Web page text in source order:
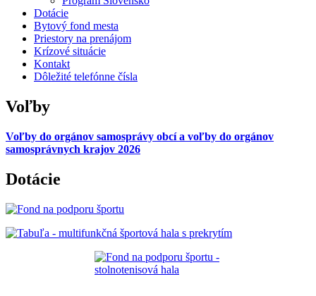
Dotácie
Bytový fond mesta
Priestory na prenájom
Krízové situácie
Kontakt
Dôležité telefónne čísla
Voľby
Voľby do orgánov samosprávy obcí a voľby do orgánov
samosprávnych krajov 2026
Dotácie